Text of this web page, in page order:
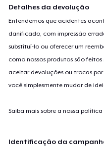
Detalhes da devolução
Entendemos que acidentes
danificado, com impressão
substituí-lo ou oferecer um
como nossos produtos são
aceitar devoluções ou trocas
você simplesmente mudar de
Saiba mais sobre a nossa
Identificação da